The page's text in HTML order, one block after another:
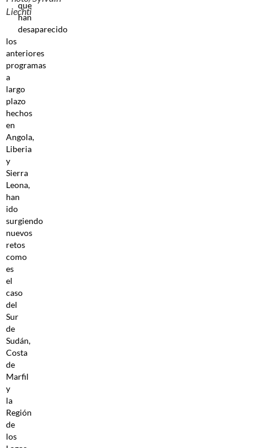
Liechti
que
han
desaparecido
los
anteriores
programas
a
largo
plazo
hechos
en
Angola,
Liberia
y
Sierra
Leona,
han
ido
surgiendo
nuevos
retos
como
es
el
caso
del
Sur
de
Sudán,
Costa
de
Marfil
y
la
Región
de
los